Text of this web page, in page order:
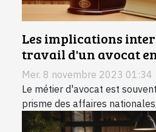
Les implications
travail d'un avocat
Mer. 8 novembre 2023 01:34
Le métier d'avocat est
prisme des affaires